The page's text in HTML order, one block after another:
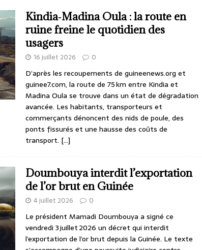
Kindia‑Madina Oula : la route en
ruine freine le quotidien des
usagers
16 juillet 2026 0
D’après les recoupements de guineenews.org et
guinee7.com, la route de 75 km entre Kindia et
Madina Oula se trouve dans un état de dégradation
avancée. Les habitants, transporteurs et
commerçants dénoncent des nids de poule, des
ponts fissurés et une hausse des coûts de
transport. […]
Doumbouya interdit l’exportation
de l’or brut en Guinée
4 juillet 2026 0
Le président Mamadi Doumbouya a signé ce
vendredi 3 juillet 2026 un décret qui interdit
l’exportation de l’or brut depuis la Guinée. Le texte